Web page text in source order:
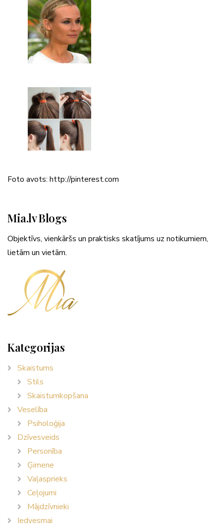
Foto avots: http://pinterest.com
Mia.lv Blogs
Objektīvs, vienkāršs un praktisks skatījums uz notikumiem,
lietām un vietām.
Kategorijas
Skaistums
Stils
Skaistumkopšana
Veselība
Psiholoģija
Dzīvesveids
Personība
Ģimene
Vaļasprieks
Ceļojumi
Mājdzīvnieki
Iedvesmai